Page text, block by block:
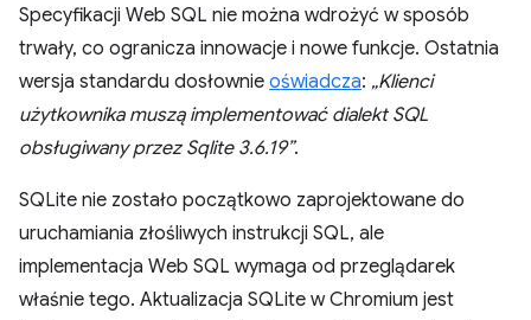
Specyfikacji Web SQL nie można wdrożyć w sposób
trwały, co ogranicza innowacje i nowe funkcje. Ostatnia
wersja standardu dosłownie oświadcza: „Klienci
użytkownika muszą implementować dialekt SQL
obsługiwany przez Sqlite 3.6.19”.
SQLite nie zostało początkowo zaprojektowane do
uruchamiania złośliwych instrukcji SQL, ale
implementacja Web SQL wymaga od przeglądarek
właśnie tego. Aktualizacja SQLite w Chromium jest